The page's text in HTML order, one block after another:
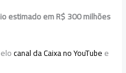
estimado em R$ 300 milhões
canal da Caixa no YouTubee